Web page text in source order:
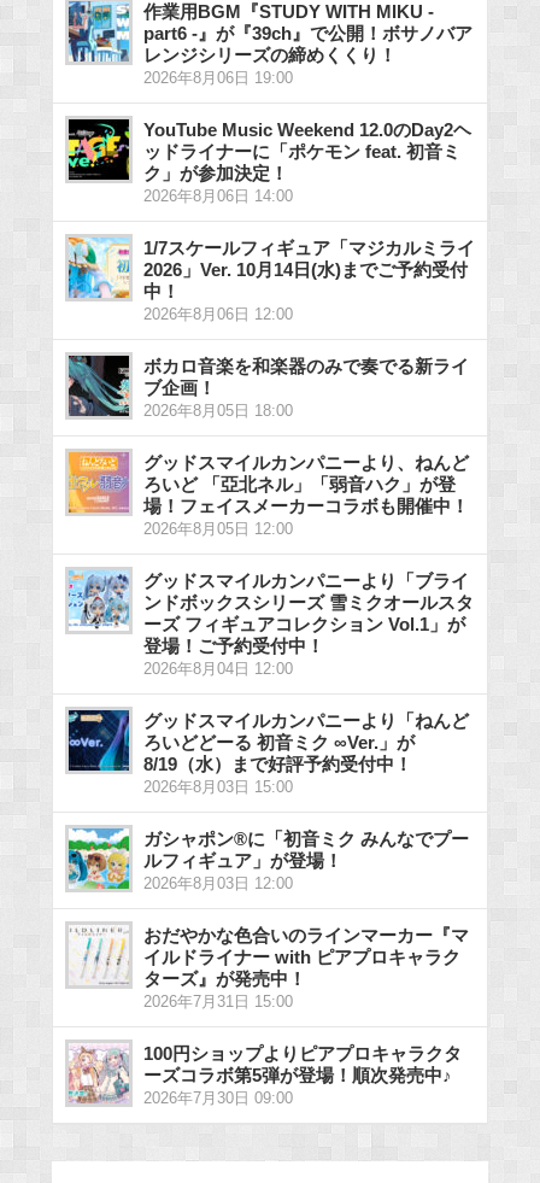
作業用BGM『STUDY WITH MIKU -
part6 -』が『39ch』で公開！ボサノバア
レンジシリーズの締めくくり！
2026年8月06日 19:00
YouTube Music Weekend 12.0のDay2ヘ
ッドライナーに「ポケモン feat. 初音ミ
ク」が参加決定！
2026年8月06日 14:00
1/7スケールフィギュア「マジカルミライ
2026」Ver. 10月14日(水)までご予約受付
中！
2026年8月06日 12:00
ボカロ音楽を和楽器のみで奏でる新ライ
ブ企画！
2026年8月05日 18:00
グッドスマイルカンパニーより、ねんど
ろいど 「亞北ネル」「弱音ハク」が登
場！フェイスメーカーコラボも開催中！
2026年8月05日 12:00
グッドスマイルカンパニーより「ブライ
ンドボックスシリーズ 雪ミクオールスタ
ーズ フィギュアコレクション Vol.1」が
登場！ご予約受付中！
2026年8月04日 12:00
グッドスマイルカンパニーより「ねんど
ろいどどーる 初音ミク ∞Ver.」が
8/19（水）まで好評予約受付中！
2026年8月03日 15:00
ガシャポン®に「初音ミク みんなでプー
ルフィギュア」が登場！
2026年8月03日 12:00
おだやかな色合いのラインマーカー『マ
イルドライナー with ピアプロキャラク
ターズ』が発売中！
2026年7月31日 15:00
100円ショップよりピアプロキャラクタ
ーズコラボ第5弾が登場！順次発売中♪
2026年7月30日 09:00